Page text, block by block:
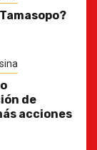
de
acciones